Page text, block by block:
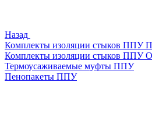
Назад
Комплекты изоляции стыков ППУ
Комплекты изоляции стыков ППУ
Термоусаживаемые муфты ППУ
Пенопакеты ППУ